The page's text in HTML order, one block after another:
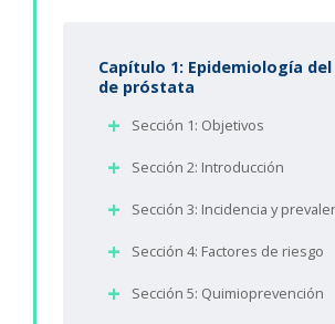
Capítulo 1: Epidemiología
de próstata
Sección 1: Objetivos
Sección 2: Introducción
Sección 3: Incidencia y
Sección 4: Factores de riesgo
Sección 5: Quimioprevención